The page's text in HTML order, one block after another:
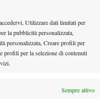
Utilizzare dati limitati per
la pubblicità personalizzata,
personalizzata, Creare profili per
profili per la selezione di contenuti
Sempre attivo
2026: Darderi
per pioggia